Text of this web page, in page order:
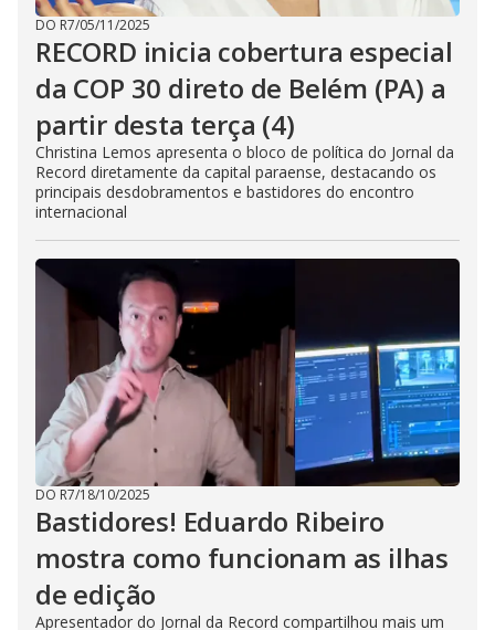
DO R7/05/11/2025
RECORD inicia cobertura especial
da COP 30 direto de Belém (PA) a
partir desta terça (4)
Christina Lemos apresenta o bloco de política do Jornal da
Record diretamente da capital paraense, destacando os
principais desdobramentos e bastidores do encontro
internacional
DO R7/18/10/2025
Bastidores! Eduardo Ribeiro
mostra como funcionam as ilhas
de edição
Apresentador do Jornal da Record compartilhou mais um